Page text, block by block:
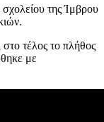
της Ίμβρου
τέλος το πλήθος
με